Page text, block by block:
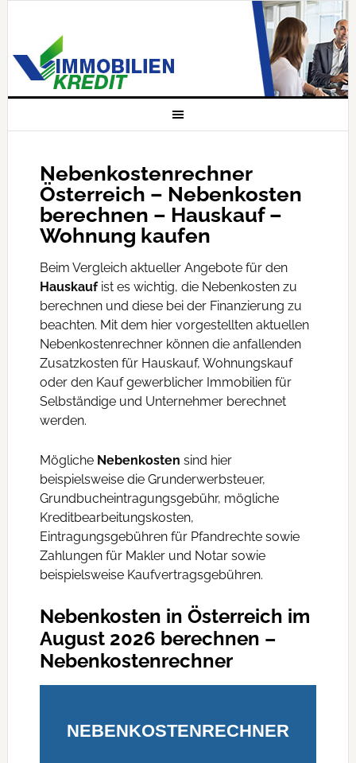
Nebenkostenrechner
Österreich – Nebenkosten
berechnen – Hauskauf –
Wohnung kaufen
Beim Vergleich aktueller Angebote für den
Hauskaufist es wichtig, die Nebenkosten zu
berechnen und diese bei der Finanzierung zu
beachten. Mit dem hier vorgestellten aktuellen
Nebenkostenrechner können die anfallenden
Zusatzkosten für Hauskauf, Wohnungskauf
oder den Kauf gewerblicher Immobilien für
Selbständige und Unternehmer berechnet
werden.
Mögliche Nebenkosten sind hier
beispielsweise die Grunderwerbsteuer,
Grundbucheintragungsgebühr, mögliche
Kreditbearbeitungskosten,
Eintragungsgebühren für Pfandrechte sowie
Zahlungen für Makler und Notar sowie
beispielsweise Kaufvertragsgebühren.
Nebenkosten in Österreich im
August 2026 berechnen –
Nebenkostenrechner
NEBENKOSTENRECHNER